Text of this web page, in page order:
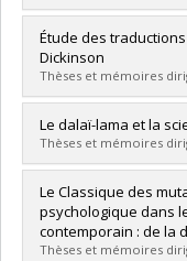
Diplômé(e) :Élie,
Cycle :Maîtrise
Diplôme obtenu :
Lien vers le
Étude des
Dickinson
Thèses et mémoires
Diplômé(e) : Ma, Li
Cycle : Maîtrise
Diplôme obtenu :
Lien vers le
Le dalaï-lama et la
Thèses et mémoires
Diplômé(e) : Bellard,
Cycle :Maîtrise
Diplôme obtenu :
Lien vers le
Le Classique des
psychologique dans
contemporain : de la
Thèses et mémoires